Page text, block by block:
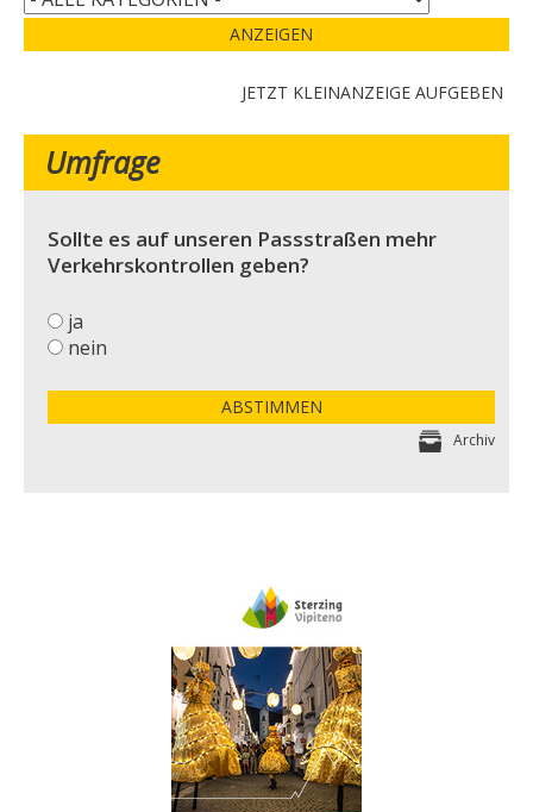
ANZEIGEN
JETZT KLEINANZEIGE AUFGEBEN
Umfrage
Sollte es auf unseren Passstraßen mehr
Verkehrskontrollen geben?
ja
nein
ABSTIMMEN
Archiv